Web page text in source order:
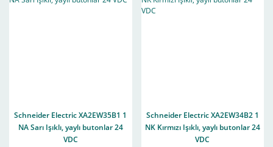
Schneider Electric XA2EW35B1 1
NA Sarı Işıklı, yaylı butonlar 24
VDC
Schneider Electric XA2EW34B2 1
NK Kırmızı Işıklı, yaylı butonlar 24
VDC